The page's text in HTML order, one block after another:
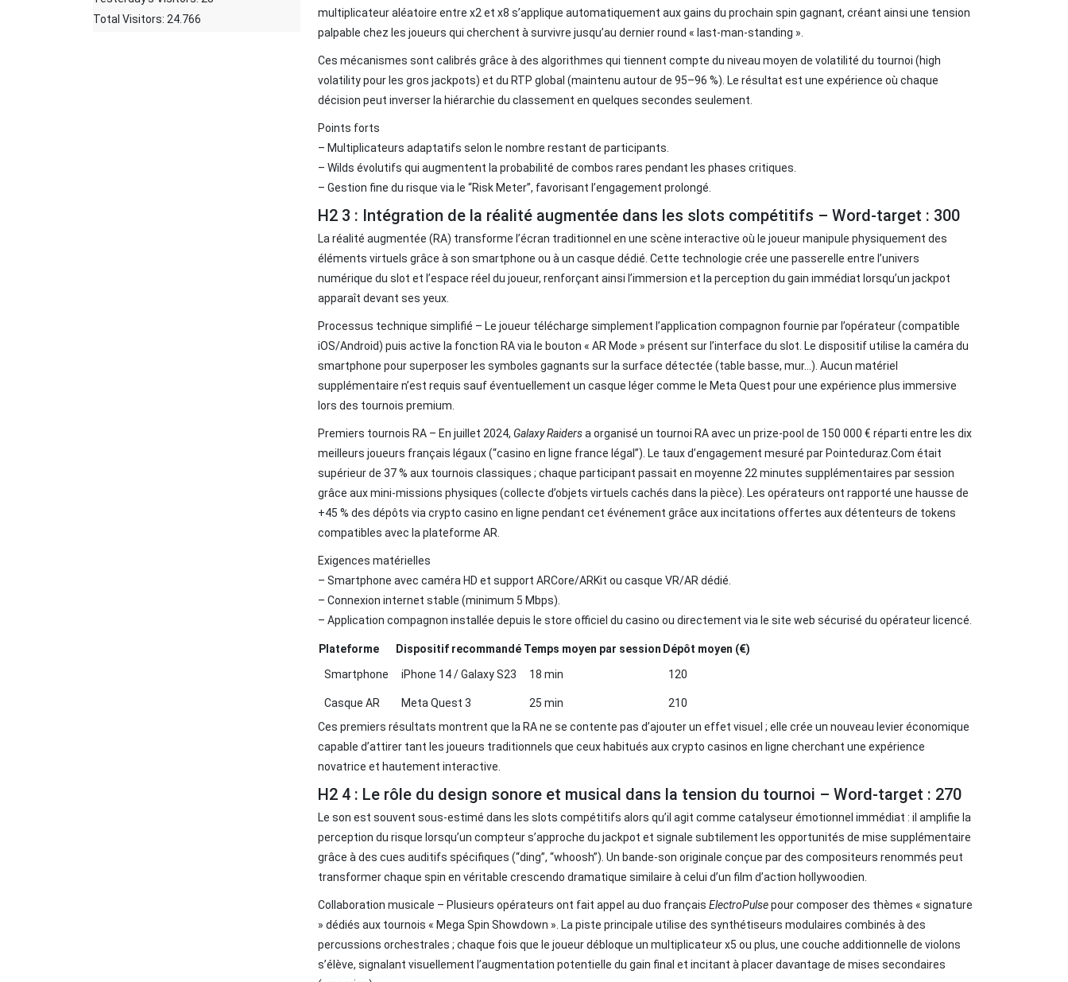
multiplicateur aléatoire entre x2 et x8 s’applique automatiquement aux gains du prochain spin gagnant, créant ainsi une tension
palpable chez les joueurs qui cherchent à survivre jusqu’au dernier round « last‑man‑standing ».
Ces mécanismes sont calibrés grâce à des algorithmes qui tiennent compte du niveau moyen de volatilité du tournoi (high
volatility pour les gros jackpots) et du RTP global (maintenu autour de 95–96 %). Le résultat est une expérience où chaque
décision peut inverser la hiérarchie du classement en quelques secondes seulement.
Points forts
– Multiplicateurs adaptatifs selon le nombre restant de participants.
– Wilds évolutifs qui augmentent la probabilité de combos rares pendant les phases critiques.
– Gestion fine du risque via le “Risk Meter”, favorisant l’engagement prolongé.
H2 3 : Intégration de la réalité augmentée dans les slots compétitifs – Word‑target : 300
La réalité augmentée (RA) transforme l’écran traditionnel en une scène interactive où le joueur manipule physiquement des
éléments virtuels grâce à son smartphone ou à un casque dédié. Cette technologie crée une passerelle entre l’univers
numérique du slot et l’espace réel du joueur, renforçant ainsi l’immersion et la perception du gain immédiat lorsqu’un jackpot
apparaît devant ses yeux.
Processus technique simplifié – Le joueur télécharge simplement l’application compagnon fournie par l’opérateur (compatible
iOS/Android) puis active la fonction RA via le bouton « AR Mode » présent sur l’interface du slot. Le dispositif utilise la caméra du
smartphone pour superposer les symboles gagnants sur la surface détectée (table basse, mur…). Aucun matériel
supplémentaire n’est requis sauf éventuellement un casque léger comme le Meta Quest pour une expérience plus immersive
lors des tournois premium.
Premiers tournois RA – En juillet 2024,Galaxy Raidersa organisé un tournoi RA avec un prize‑pool de 150 000 € réparti entre les dix
meilleurs joueurs français légaux (“casino en ligne france légal”). Le taux d’engagement mesuré par Pointeduraz.Com était
supérieur de 37 % aux tournois classiques ; chaque participant passait en moyenne 22 minutes supplémentaires par session
grâce aux mini‑missions physiques (collecte d’objets virtuels cachés dans la pièce). Les opérateurs ont rapporté une hausse de
+45 % des dépôts via crypto casino en ligne pendant cet événement grâce aux incitations offertes aux détenteurs de tokens
compatibles avec la plateforme AR.
Exigences matérielles
– Smartphone avec caméra HD et support ARCore/ARKit ou casque VR/AR dédié.
– Connexion internet stable (minimum 5 Mbps).
– Application compagnon installée depuis le store officiel du casino ou directement via le site web sécurisé du opérateur licencé.
Plateforme Dispositif recommandé Temps moyen par session Dépôt moyen (€)
Smartphone
iPhone 14 / Galaxy S23 18 min 120
Casque AR Meta Quest 3 25 min
210
Ces premiers résultats montrent que la RA ne se contente pas d’ajouter un effet visuel ; elle crée un nouveau levier économique
capable d’attirer tant les joueurs traditionnels que ceux habitués aux crypto casinos en ligne cherchant une expérience
novatrice et hautement interactive.
H2 4 : Le rôle du design sonore et musical dans la tension du tournoi – Word‑target : 270
Le son est souvent sous‑estimé dans les slots compétitifs alors qu’il agit comme catalyseur émotionnel immédiat : il amplifie la
perception du risque lorsqu’un compteur s’approche du jackpot et signale subtilement les opportunités de mise supplémentaire
grâce à des cues auditifs spécifiques (“ding”, “whoosh”). Un bande‑son originale conçue par des compositeurs renommés peut
transformer chaque spin en véritable crescendo dramatique similaire à celui d’un film d’action hollywoodien.
Collaboration musicale – Plusieurs opérateurs ont fait appel au duo françaisElectroPulsepour composer des thèmes « signature
» dédiés aux tournois « Mega Spin Showdown ». La piste principale utilise des synthétiseurs modulaires combinés à des
percussions orchestrales ; chaque fois que le joueur débloque un multiplicateur x5 ou plus, une couche additionnelle de violons
s’élève, signalant visuellement l’augmentation potentielle du gain final et incitant à placer davantage de mises secondaires